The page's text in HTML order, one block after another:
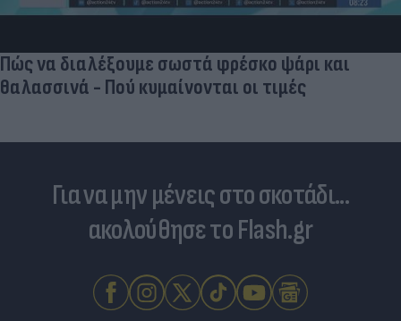
Πώς να διαλέξουμε σωστά φρέσκο ψάρι και
θαλασσινά - Πού κυμαίνονται οι τιμές
Για να μην μένεις στο σκοτάδι...
ακολούθησε το Flash.gr